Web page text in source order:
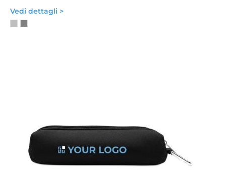
Vedi dettagli >